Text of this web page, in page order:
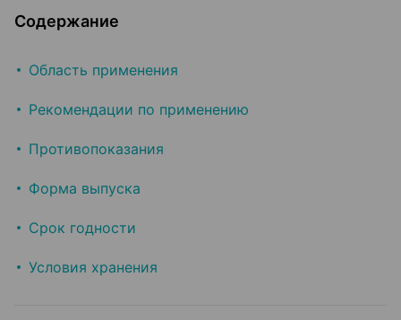
Содержание
Область применения
Рекомендации по применению
Противопоказания
Форма выпуска
Срок годности
Условия хранения